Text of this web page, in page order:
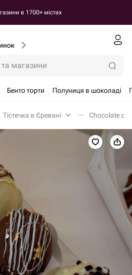
в 1700+ містах
магазини
Бенто торти Полуниця в шоколаді
Тістечка в Єревані Chocolate